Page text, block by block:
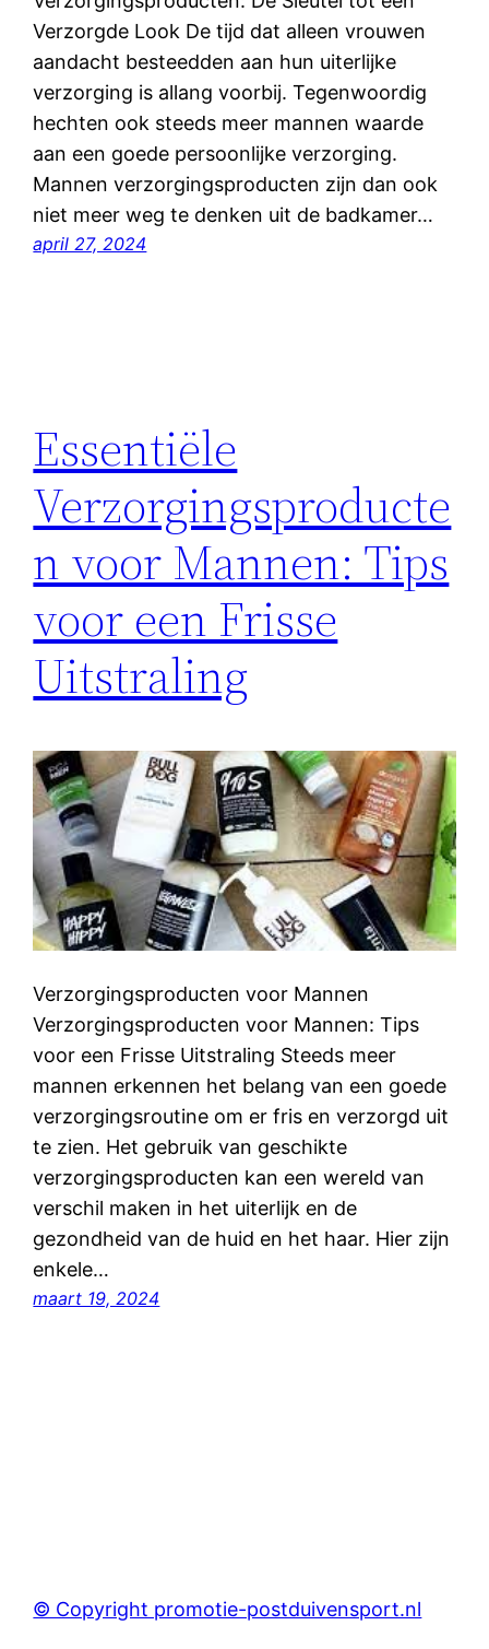
Verzorgde Look De tijd dat alleen vrouwen
aandacht besteedden aan hun uiterlijke
verzorging is allang voorbij. Tegenwoordig
hechten ook steeds meer mannen waarde
aan een goede persoonlijke verzorging.
Mannen verzorgingsproducten zijn dan ook
niet meer weg te denken uit de badkamer…
april 27, 2024
Essentiële
Verzorgingsproducte
n voor Mannen: Tips
voor een Frisse
Uitstraling
Verzorgingsproducten voor Mannen
Verzorgingsproducten voor Mannen: Tips
voor een Frisse Uitstraling Steeds meer
mannen erkennen het belang van een goede
verzorgingsroutine om er fris en verzorgd uit
te zien. Het gebruik van geschikte
verzorgingsproducten kan een wereld van
verschil maken in het uiterlijk en de
gezondheid van de huid en het haar. Hier zijn
enkele…
maart 19, 2024
© Copyright promotie-postduivensport.nl